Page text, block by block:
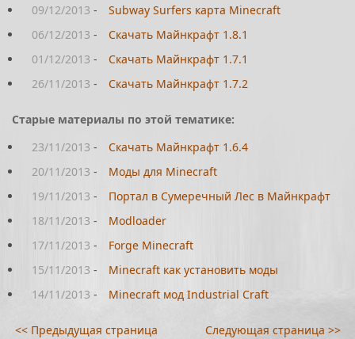
09/12/2013 -
Subway Surfers карта Minecraft
06/12/2013 -
Скачать Майнкрафт 1.8.1
01/12/2013 -
Скачать Майнкрафт 1.7.1
26/11/2013 - Скачать Майнкрафт 1.7.2
Старые материалы по этой тематике:
23/11/2013 -
Скачать Майнкрафт 1.6.4
20/11/2013 -
Моды для Minecraft
19/11/2013 -
Портал в Сумеречный Лес в Майнкрафт
18/11/2013 -
Modloader
17/11/2013 -
Forge Minecraft
15/11/2013 -
Minecraft как установить моды
14/11/2013 - Minecraft мод Industrial Craft
<< Предыдущая страница Следующая страница >>